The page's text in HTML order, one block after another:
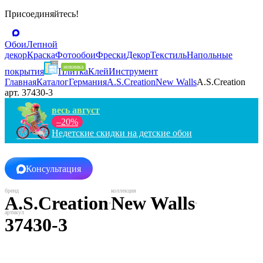
Присоединяйтесь!
ОбоиЛепной
декорКраскаФотообоиФрескиДекорТекстильНапольные
покрытия
ПлиткаКлейИнструмент
ГлавнаяКаталогГерманияA.S.CreationNew WallsA.S.Creation
арт. 37430-3
весь август
–20%
Недетские скидки на детские обои
Консультация
A.S.CreationNew Walls
37430-3